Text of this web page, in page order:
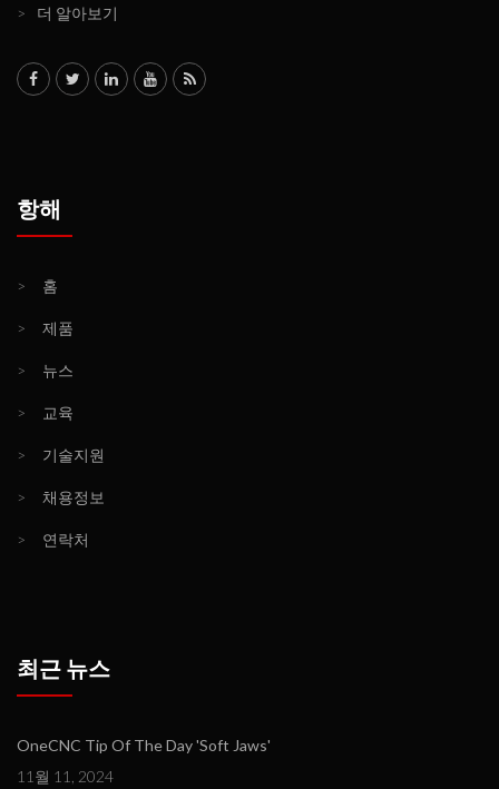
>
더 알아보기
항해
> 홈
> 제품
> 뉴스
> 교육
> 기술지원
> 채용정보
> 연락처
최근 뉴스
OneCNC Tip Of The Day 'Soft Jaws'
11월 11, 2024